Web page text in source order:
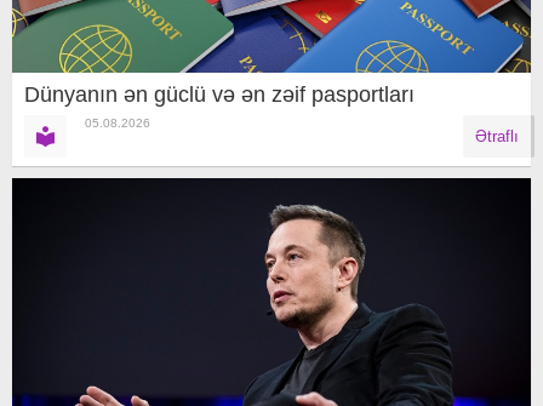
Dünyanın ən güclü və ən zəif pasportları
05.08.2026
Ətraflı